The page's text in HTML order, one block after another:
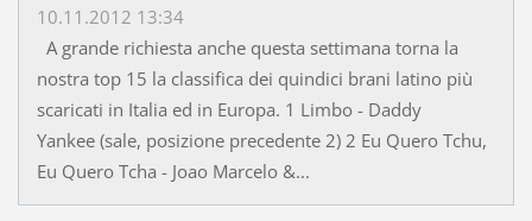
10.11.2012 13:34
A grande richiesta anche questa settimana torna la
nostra top 15 la classifica dei quindici brani latino più
scaricati in Italia ed in Europa. 1 Limbo - Daddy
Yankee (sale, posizione precedente 2) 2 Eu Quero Tchu,
Eu Quero Tcha - Joao Marcelo &...